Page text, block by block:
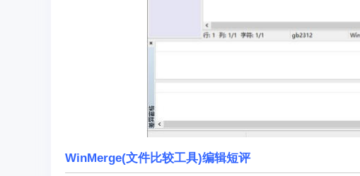
WinMerge(文件比较工具)编辑短评